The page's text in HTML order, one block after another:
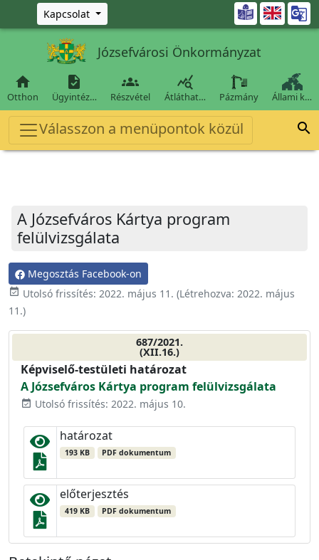
Ugrás a fő tartalomra
Kapcsolat 
Józsefvárosi Önkormányzat

Otthon

Ügyintéz…

Részvétel

Átláthat… Pázmány Állami k…
Válasszon a menüpontok közül 
A Józsefváros Kártya program
felülvizsgálata
Megosztás Facebook-on
event_available Utolsó frissítés: 2022. május 11. (Létrehozva: 2022. május
11.)
687/2021.
(XII.16.)
Képviselő-testületi határozat
A Józsefváros Kártya program felülvizsgálata
event_available Utolsó frissítés: 2022. május 10.
határozat
193 KB PDF dokumentum
előterjesztés
419 KB PDF dokumentum